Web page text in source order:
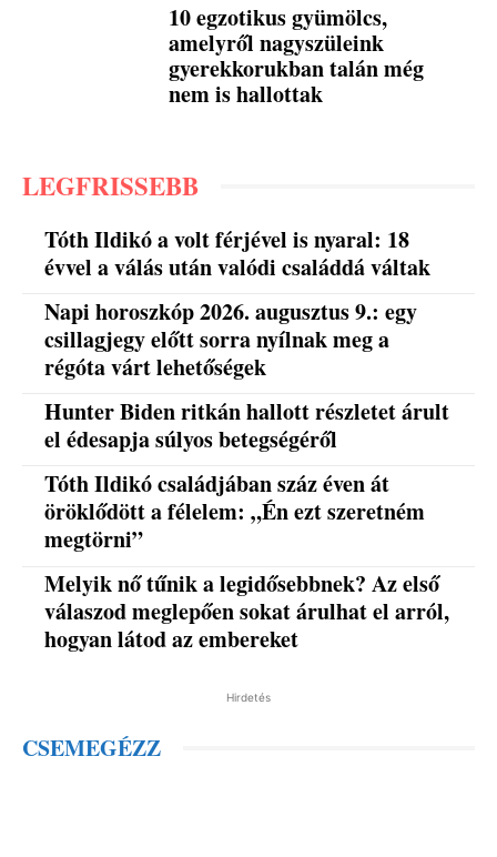
10 egzotikus gyümölcs,
amelyről nagyszüleink
gyerekkorukban talán még
nem is hallottak
LEGFRISSEBB
Tóth Ildikó a volt férjével is nyaral: 18
évvel a válás után valódi családdá váltak
Napi horoszkóp 2026. augusztus 9.: egy
csillagjegy előtt sorra nyílnak meg a
régóta várt lehetőségek
Hunter Biden ritkán hallott részletet árult
el édesapja súlyos betegségéről
Tóth Ildikó családjában száz éven át
öröklődött a félelem: „Én ezt szeretném
megtörni”
Melyik nő tűnik a legidősebbnek? Az első
válaszod meglepően sokat árulhat el arról,
hogyan látod az embereket
Hirdetés
CSEMEGÉZZ